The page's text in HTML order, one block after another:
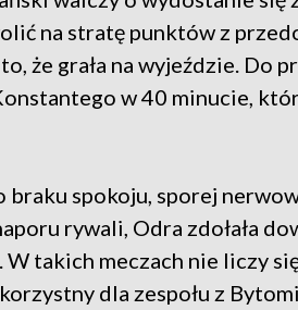
na stratę punktów z
że grała na wyjeździe. Do
w 40 minucie,
braku spokoju, sporej
rywali, Odra zdołała
W takich meczach nie liczy
dla zespołu z